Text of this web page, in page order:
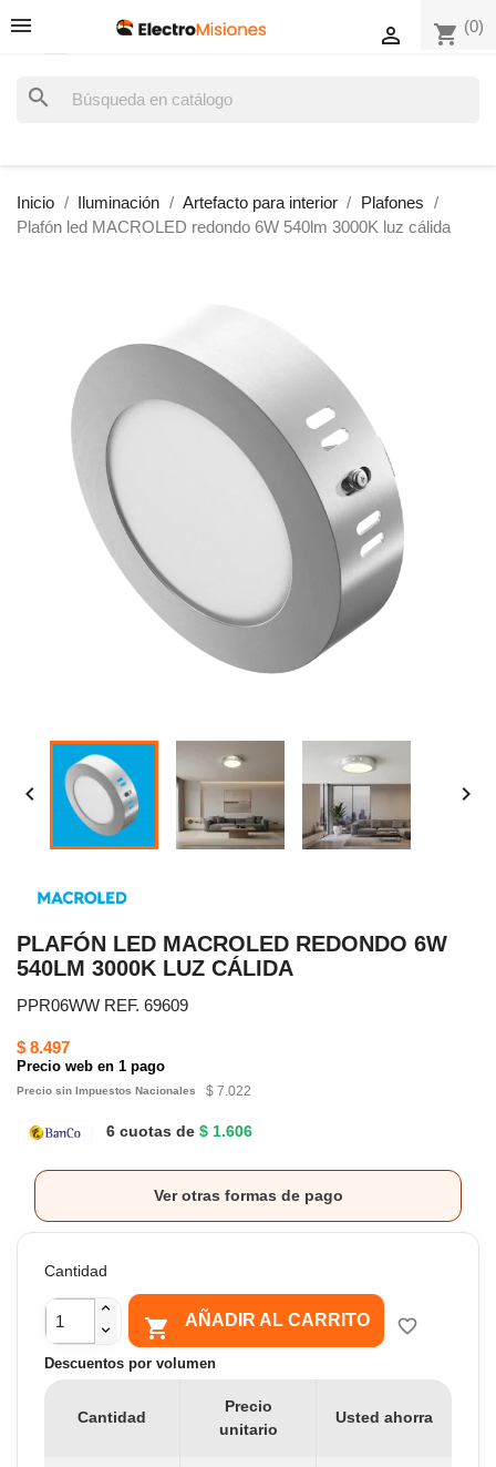
shopping_cart (0)

search
Inicio Iluminación Artefacto para interior
Plafones
Plafón led MACROLED redondo 6W 540lm 3000K luz cálida
 
PLAFÓN LED MACROLED REDONDO 6W
540LM 3000K LUZ CÁLIDA
PPR06WW REF. 69609
$ 8.497
Precio web en 1 pago
Precio sin Impuestos Nacionales $ 7.022
6 cuotas de $ 1.606
Ver otras formas de pago
Cantidad
 AÑADIR AL CARRITO favorite_border
Descuentos por volumen
Cantidad
Precio
unitario
Usted ahorra